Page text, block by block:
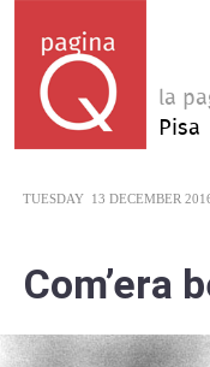
la
Pisa
TUESDAY 13 DECEMBER
Com’era